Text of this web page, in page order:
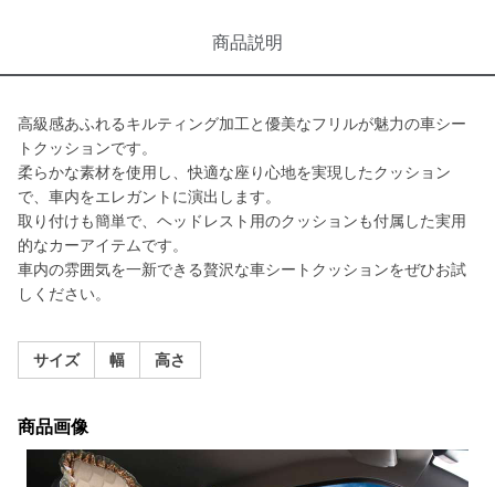
商品説明
高級感あふれるキルティング加工と優美なフリルが魅力の車シー
トクッションです。
柔らかな素材を使用し、快適な座り心地を実現したクッション
で、車内をエレガントに演出します。
取り付けも簡単で、ヘッドレスト用のクッションも付属した実用
的なカーアイテムです。
車内の雰囲気を一新できる贅沢な車シートクッションをぜひお試
しください。
サイズ 幅 高さ
商品画像